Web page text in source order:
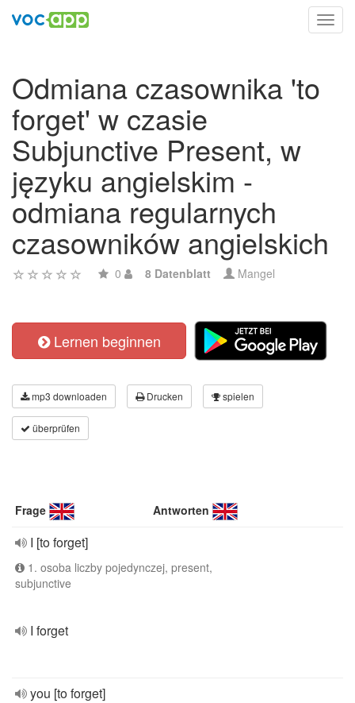
Odmiana czasownika 'to
forget' w czasie
Subjunctive Present, w
języku angielskim -
odmiana regularnych
czasowników angielskich
0 8 Datenblatt Mangel
Lernen beginnen
mp3 downloaden Drucken spielen
überprüfen
Frage Antworten
I [to forget]
1. osoba liczby pojedynczej, present,
subjunctive
I forget
you [to forget]